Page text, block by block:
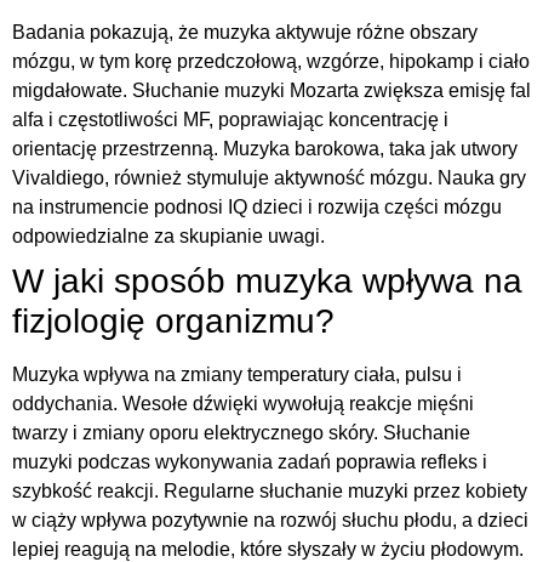
Badania pokazują, że muzyka aktywuje różne obszary
mózgu, w tym korę przedczołową, wzgórze, hipokamp i ciało
migdałowate. Słuchanie muzyki Mozarta zwiększa emisję fal
alfa i częstotliwości MF, poprawiając koncentrację i
orientację przestrzenną. Muzyka barokowa, taka jak utwory
Vivaldiego, również stymuluje aktywność mózgu. Nauka gry
na instrumencie podnosi IQ dzieci i rozwija części mózgu
odpowiedzialne za skupianie uwagi.
W jaki sposób muzyka wpływa na
fizjologię organizmu?
Muzyka wpływa na zmiany temperatury ciała, pulsu i
oddychania. Wesołe dźwięki wywołują reakcje mięśni
twarzy i zmiany oporu elektrycznego skóry. Słuchanie
muzyki podczas wykonywania zadań poprawia refleks i
szybkość reakcji. Regularne słuchanie muzyki przez kobiety
w ciąży wpływa pozytywnie na rozwój słuchu płodu, a dzieci
lepiej reagują na melodie, które słyszały w życiu płodowym.